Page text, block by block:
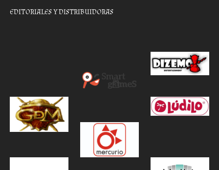
EDITORIALES Y DISTRIBUIDORAS